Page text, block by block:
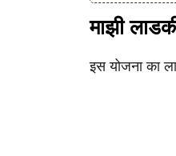
माझी
इस योजना का